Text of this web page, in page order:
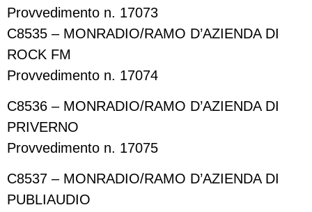
Provvedimento n. 17073
C8535 – MONRADIO/RAMO D’AZIENDA DI
ROCK FM
Provvedimento n. 17074
C8536 – MONRADIO/RAMO D’AZIENDA DI
PRIVERNO
Provvedimento n. 17075
C8537 – MONRADIO/RAMO D’AZIENDA DI
PUBLIAUDIO